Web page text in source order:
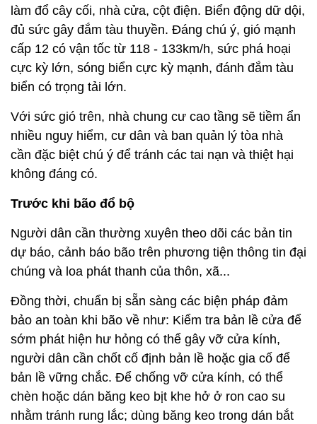
làm đổ cây cối, nhà cửa, cột điện. Biển động dữ dội,
đủ sức gây đắm tàu thuyền. Đáng chú ý, gió mạnh
cấp 12 có vận tốc từ 118 - 133km/h, sức phá hoại
cực kỳ lớn, sóng biển cực kỳ mạnh, đánh đắm tàu
biển có trọng tải lớn.
Với sức gió trên, nhà chung cư cao tầng sẽ tiềm ẩn
nhiều nguy hiểm, cư dân và ban quản lý tòa nhà
cần đặc biệt chú ý để tránh các tai nạn và thiệt hại
không đáng có.
Trước khi bão đổ bộ
Người dân cần thường xuyên theo dõi các bản tin
dự báo, cảnh báo bão trên phương tiện thông tin đại
chúng và loa phát thanh của thôn, xã...
Đồng thời, chuẩn bị sẵn sàng các biện pháp đảm
bảo an toàn khi bão về như: Kiểm tra bản lề cửa để
sớm phát hiện hư hỏng có thể gây vỡ cửa kính,
người dân cần chốt cố định bản lề hoặc gia cố để
bản lề vững chắc. Để chống vỡ cửa kính, có thể
chèn hoặc dán băng keo bịt khe hở ở ron cao su
nhằm tránh rung lắc; dùng băng keo trong dán bắt